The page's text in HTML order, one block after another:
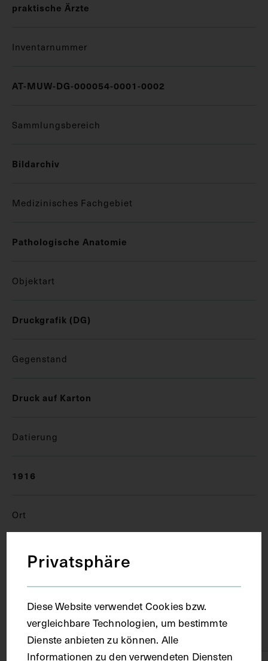
praktische Ärzte
Inventarnummer
AT-MUW-DG-000054-0001-0002
Sammlungsbereich
Bildarchiv
Medizinisches Fachgebiet
Pathologische Anatomie
Objektart
Druckgrafik (DG)
Gegenstand
Druck auf Karton
Datierung
1916
Ort
Wien
Karton
Privatsphäre
Diese Website verwendet Cookies bzw.
vergleichbare Technologien, um bestimmte
Dienste anbieten zu können. Alle
Informationen zu den verwendeten Diensten